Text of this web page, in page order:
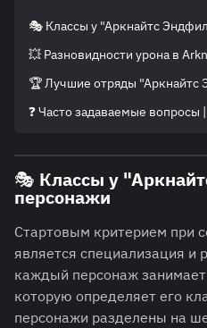
🎭 Классы у "Аркнайтс
💥 Разновидности урона в
🏆 Лучшие отряды "Аркнайтс
❓ Часто задаваемые вопросы |
🎭 Классы у
персонажи
Стартовым критерием при
является специализация и
каждый персонаж
которую определяет его
персонажи разделены на